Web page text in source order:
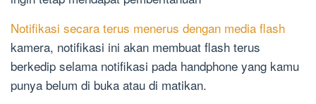
Notifikasi secara terus menerus dengan media flash
kamera, notifikasi ini akan membuat flash terus
berkedip selama notifikasi pada handphone yang kamu
punya belum di buka atau di matikan.